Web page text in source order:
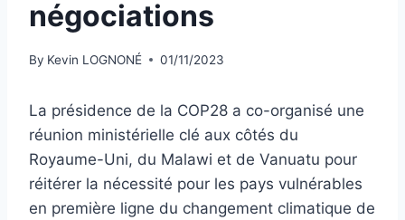
négociations
By Kevin LOGNONÉ 01/11/2023
La présidence de la COP28 a co-organisé une
réunion ministérielle clé aux côtés du
Royaume-Uni, du Malawi et de Vanuatu pour
réitérer la nécessité pour les pays vulnérables
en première ligne du changement climatique de